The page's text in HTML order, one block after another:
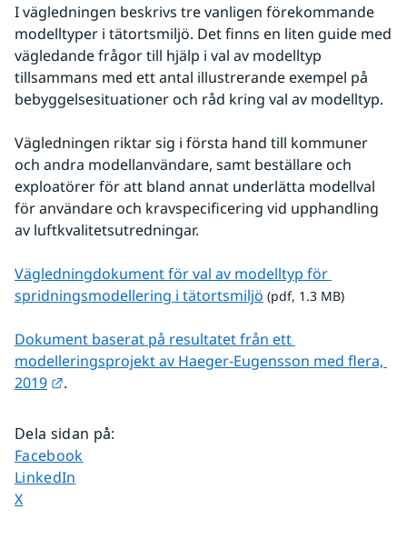
I vägledningen beskrivs tre vanligen förekommande
modelltyper i tätortsmiljö. Det finns en liten guide med
vägledande frågor till hjälp i val av modelltyp
tillsammans med ett antal illustrerande exempel på
bebyggelsesituationer och råd kring val av modelltyp.
Vägledningen riktar sig i första hand till kommuner
och andra modellanvändare, samt beställare och
exploatörer för att bland annat underlätta modellval
för användare och kravspecificering vid upphandling
av luftkvalitetsutredningar.
Vägledningdokument för val av modelltyp för
spridningsmodellering i tätortsmiljö pdf, 1.3 MB.
(pdf, 1.3 MB)
Dokument baserat på resultatet från ett
modelleringsprojekt av Haeger-Eugensson med flera,
2019
Länk till annan webbplats.
.
Dela sidan på:
Dela sidan på
Facebook
Dela sidan på
LinkedIn
Dela sidan på
X